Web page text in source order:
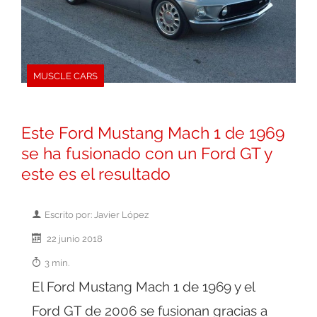
MUSCLE CARS
Este Ford Mustang Mach 1 de 1969
se ha fusionado con un Ford GT y
este es el resultado
Escrito por: Javier López
22 junio 2018
3 min.
El Ford Mustang Mach 1 de 1969 y el
Ford GT de 2006 se fusionan gracias a